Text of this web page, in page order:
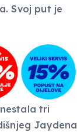
Svoj put je
tri
Jaydena